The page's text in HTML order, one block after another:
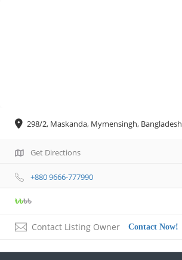
298/2, Maskanda, Mymensingh, Bangladesh
Get Directions
+880 9666-777990
৳৳৳৳
Contact Listing Owner Contact Now!